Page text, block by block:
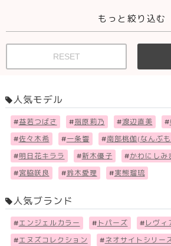
もっと絞り込む
RESET
人気モデル
#益若つばさ #指原莉乃 #渡辺直美 #
#佐々木希 #一条響 #南部桃伽(なんぶ
#明日花キララ #新木優子 #かわにしみ
#宮脇咲良 #鈴木愛理 #実熊瑠琉
人気ブランド
#エンジェルカラー # トパーズ # レヴィ
#エヌズコレクション #ネオサイトシリー